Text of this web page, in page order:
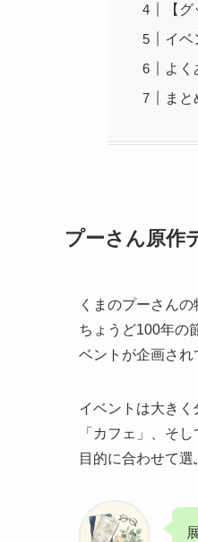
【
イベ
よく
ま
プーさん原作
くまのプーさん
ちょうど100年の
ベントが企画され
イベントは大き
「カフェ」、そ
目的に合わせて選